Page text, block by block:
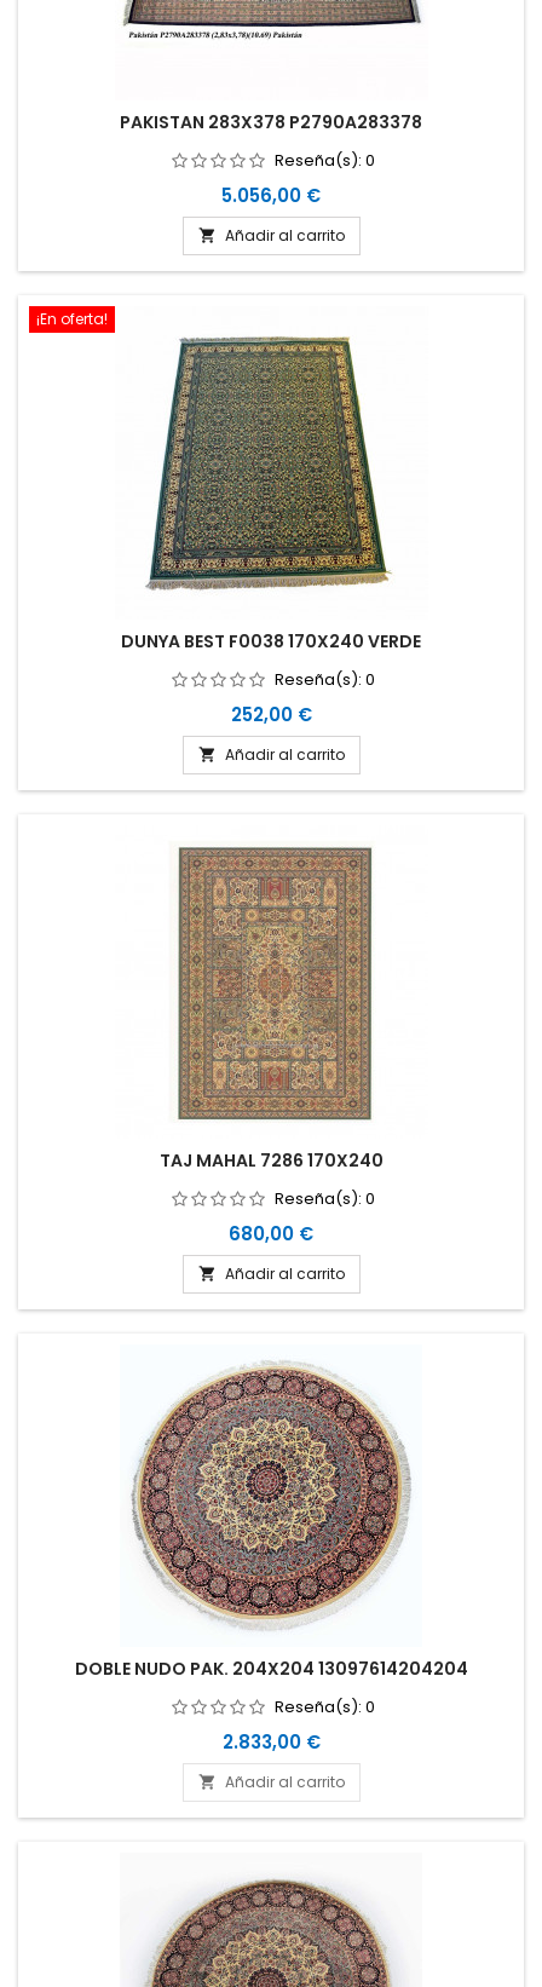
PAKISTAN 283X378 P2790A283378
Reseña(s): 0
Precio
5.056,00 €
 Añadir al carrito
¡En oferta!
DUNYA BEST F0038 170X240 VERDE
Reseña(s): 0
Precio
252,00 €
 Añadir al carrito
TAJ MAHAL 7286 170X240
Reseña(s): 0
Precio
680,00 €
 Añadir al carrito
DOBLE NUDO PAK. 204X204 13097614204204
Reseña(s): 0
Precio
2.833,00 €
 Añadir al carrito